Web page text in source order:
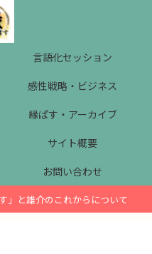
言語化セッション
感性戦略・ビジネス
縁ぱす・アーカイブ
サイト概要
お問い合わせ
」と雄介のこれからについて